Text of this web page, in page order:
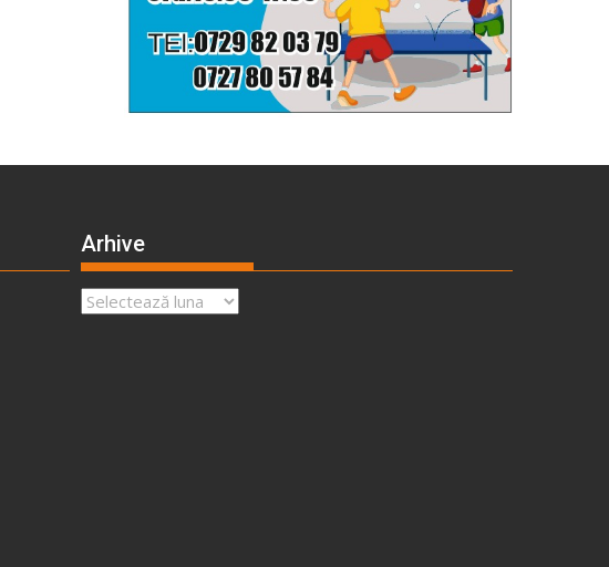
Arhive
Arhive